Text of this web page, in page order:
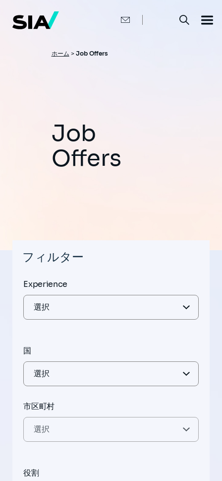
パ
ホーム > Job Offers
Job
Offers
フィルター
Experience
国
市区町村
役割